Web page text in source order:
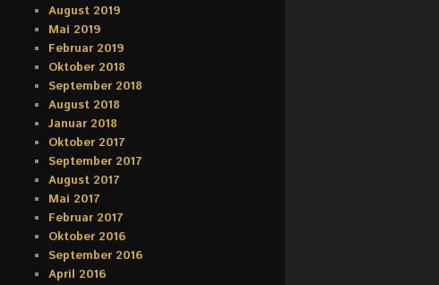
August 2019
Mai 2019
Februar 2019
Oktober 2018
September 2018
August 2018
Januar 2018
Oktober 2017
September 2017
August 2017
Mai 2017
Februar 2017
Oktober 2016
September 2016
April 2016